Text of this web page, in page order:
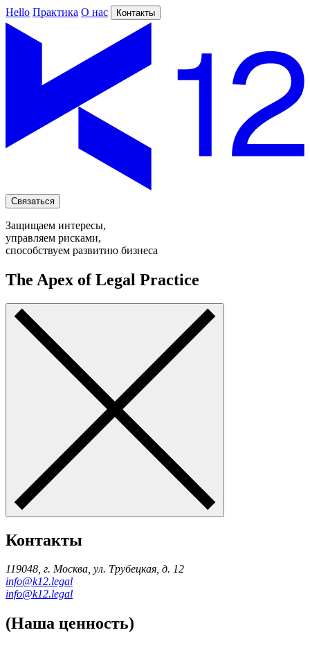
Hello Практика О нас Контакты
Связаться
Защищаем интересы,
управляем рисками,
способствуем развитию бизнеса
The Apex of Legal Practice
Контакты
119048, г. Москва, ул. Трубецкая, д. 12
info@k12.legal
info@k12.legal
(Наша ценность)